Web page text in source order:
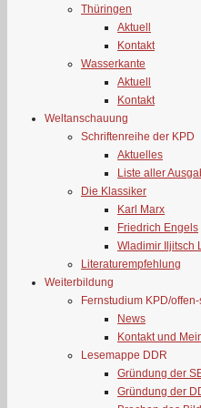
Thüringen
Aktuell
Kontakt
Wasserkante
Aktuell
Kontakt
Weltanschauung
Schriftenreihe der KPD
Aktuelles
Liste aller
Die Klassiker
Karl Marx
Friedrich Engels
Wladimir Iljitsch
Literaturempfehlung
Weiterbildung
Fernstudium KPD/
News
Kontakt und
Lesemappe DDR
Gründung der
Gründung der